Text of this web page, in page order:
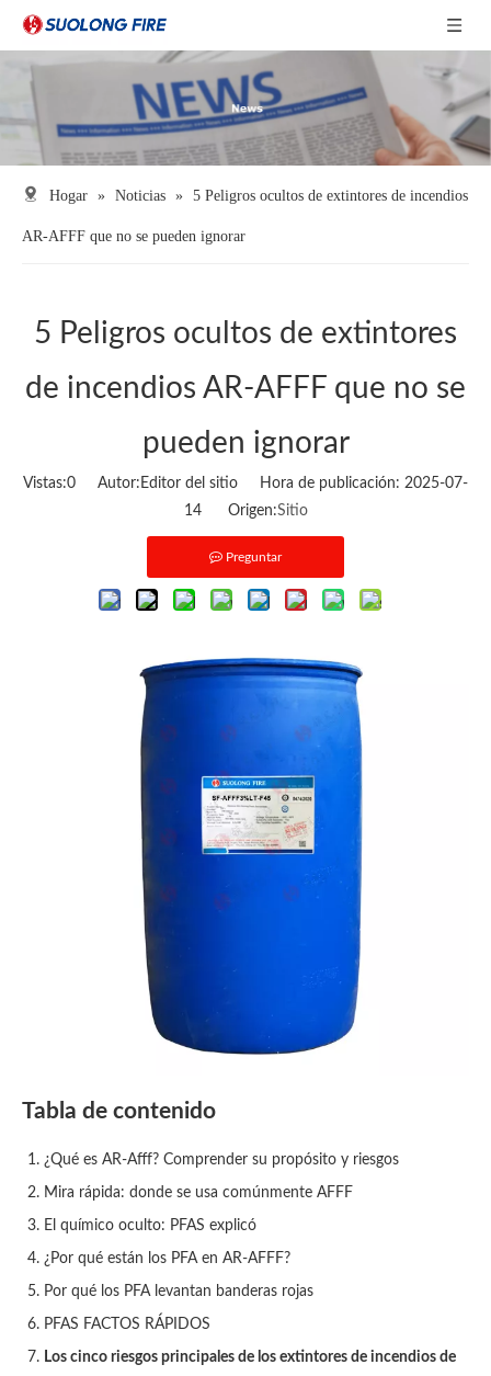
Hogar » Noticias » 5 Peligros ocultos de extintores de incendios
AR-AFFF que no se pueden ignorar
5 Peligros ocultos de extintores
de incendios AR-AFFF que no se
pueden ignorar
Vistas:0 Autor:Editor del sitio Hora de publicación: 2025-07-
14 Origen:Sitio
Preguntar
Tabla de contenido
¿Qué es AR-Afff? Comprender su propósito y riesgos
Mira rápida: donde se usa comúnmente AFFF
El químico oculto: PFAS explicó
¿Por qué están los PFA en AR-AFFF?
Por qué los PFA levantan banderas rojas
PFAS FACTOS RÁPIDOS
Los cinco riesgos principales de los extintores de incendios de